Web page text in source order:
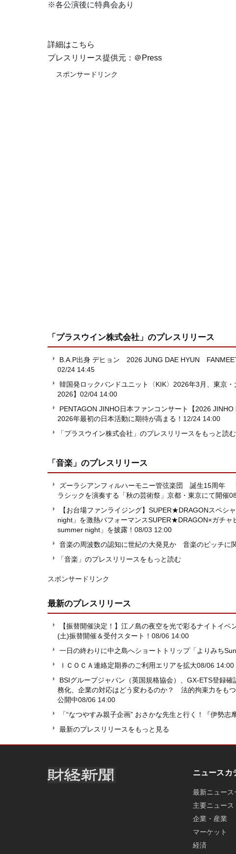
※各公演後に特典会あり
詳細はこちら
プレスリリース提供元：＠Press
スポンサードリンク
「プラスウイン株式会社」 のプレスリリース
B.A.P出身 デヒョン 2026 JUNG DAE HYUN
02/24 14:45
韓国発ロックバンドユニット〈KIK〉2026年3月、東京
2026】 02/04 14:00
PENTAGON JINHO日本ファンコンサート【2026 JINHO
2026年最初の日本活動に期待が高まる！ 12/24 14:00
「プラスウイン株式会社」のプレスリリースをもっと読む
「音楽」 のプレスリリース
ズーラシアンフィルハーモニー管弦楽団 誕生15周年
ラシックを演奏する「秋の芸術祭」京都・東京にて開催
【お台場ファンライジング】SUPER★DRAGONスペシ
night」を激熱パフォーマンスSUPER★DRAGON×ガチ
summer night」を披露！ 08/03 12:00
音楽の周波数の認知に世紀の大発見か 音楽のピッチに
「音楽」のプレスリリースをもっと読む
スポンサードリンク
最新のプレスリリース
【振替開催決定！】江ノ島の夜空を光で彩るナイトイ
(土)振替開催＆受付スタート！ 08/06 14:00
一日の終わりに中之島へショートトリップ「よりみち
ＩＣＯＣＡ連絡定期券のご利用エリアを拡大08/06 14:00
BSIグループジャパン（英国規格協会）、GX-ETS登録
務化、企業の対応はどう変わるのか？ 法的拘束力をも
公開中08/06 14:00
「“なつやすみ親子企画” おさかな先生と行く！『伊勢
最新のプレスリリースをもっと見る
ニュースカ
最新ニュース
主要ニュース
企業・産業
マーケット
経済